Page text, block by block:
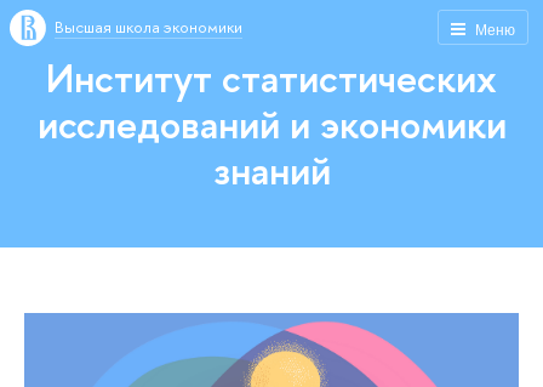
Меню
Высшая школа экономики
Институт статистических
исследований и экономики
знаний